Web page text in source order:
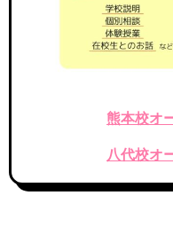
熊本校オ
八代校オ